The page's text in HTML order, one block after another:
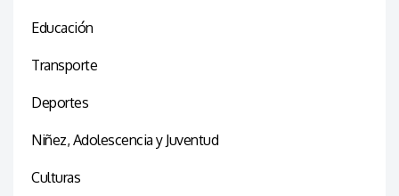
Educación
Transporte
Deportes
Niñez, Adolescencia y Juventud
Culturas